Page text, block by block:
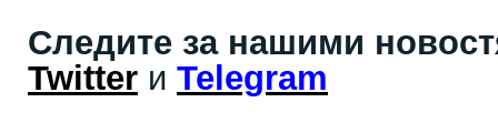
Следите за нашими
Twitter и Telegram